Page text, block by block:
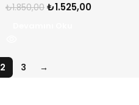
₺1.850,00 ₺1.525,00
2 3 →